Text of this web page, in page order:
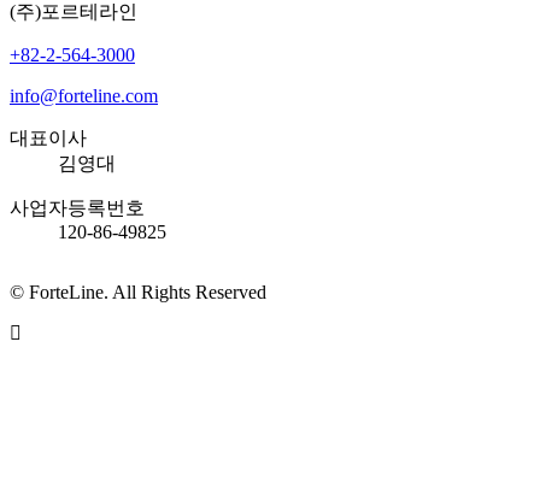
(주)포르테라인
+82-2-564-3000
info@forteline.com
대표이사
김영대
사업자등록번호
120-86-49825
© ForteLine. All Rights Reserved